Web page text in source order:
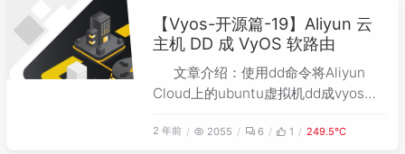
【Vyos-开源篇-19】Aliyun 云
主机 DD 成 VyOS 软路由
文章介绍：使用dd命令将Aliyun
Cloud上的ubuntu虚拟机dd成vyos软
2 年前 2055 6 1 249.5℃